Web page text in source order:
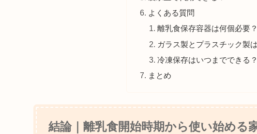
よくある質問
離乳食保存容器は何個必要？
ガラス製とプラスチック製
冷凍保存はいつまでできる？
まとめ
結論｜離乳食開始時期から使い始める